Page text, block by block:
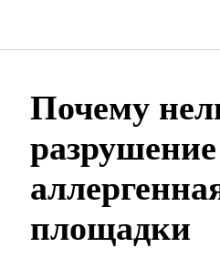
Почему
площадки